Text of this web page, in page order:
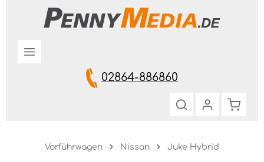
Zum Hauptinhalt springen
02864-886860
Vorführwagen Nissan Juke Hybrid